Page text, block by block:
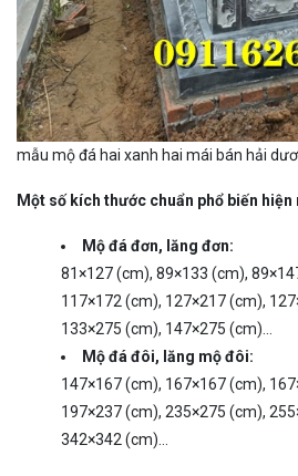
mẫu mộ đá hai xanh hai mái bán hải
Một số kích thước chuẩn phổ biến hiện
Mộ đá đơn, lăng đơn:
81×127 (cm), 89×133 (cm),
117×172 (cm), 127×217 (cm),
133×275 (cm), 147×275 (cm)…
Mộ đá đôi, lăng mộ đôi:
147×167 (cm), 167×167 (cm),
197×237 (cm), 235×275 (cm),
342×342 (cm)…